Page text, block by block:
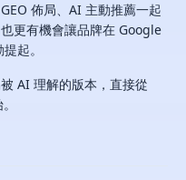
佈局、AI 主動推薦一起
更有機會讓品牌在 Google
起。
AI 理解的版本，直接從